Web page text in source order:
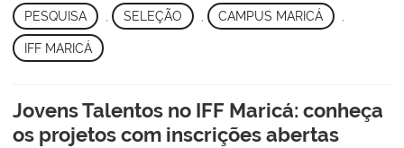
PESQUISA SELEÇÃO CAMPUS MARICÁ
IFF MARICÁ
Jovens Talentos no IFF Maricá: conheça
os projetos com inscrições abertas